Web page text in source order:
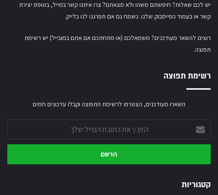
יש לכם שאלות? חיפשתם משהו ולא מצאתם?ֿ צרו איתנו קשר במייל, בטופס יצירת
קשראובעמוד הפייסבוק שלנו. נשמח גם אם תפרגנו לנו בלייק.
רוצים להשאר מעודכנים? משמאלכם (או מתחתכם אם אתם במובייל) יש רשימת
תפוצה.
רשימת תפוצה
השארו מעודכנים, הצטרפו לרשימת התפוצה וקבלו עדכונים חמים
את
כתובת
שלך
קטגוריות